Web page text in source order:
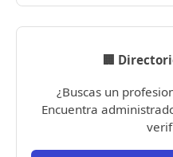
🏢
¿Buscas un
Encuentra